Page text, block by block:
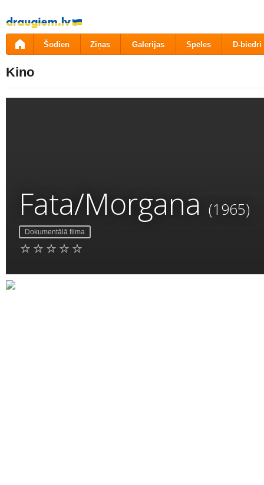
Pāriet
uz
saturu
Šodien Ziņas Galerijas Spēles D-biedri
Kino
Fata/Morgana (1965)
Dokumentālā filma